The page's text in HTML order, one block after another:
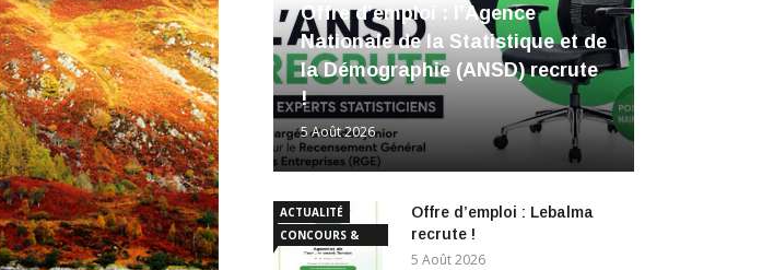
Offre d’emploi : l’Agence
Nationale de la Statistique et de
la Démographie (ANSD) recrute
!
5 Août 2026
ACTUALITÉ
CONCOURS &
EMPLOI
Offre d’emploi : Lebalma
recrute !
5 Août 2026